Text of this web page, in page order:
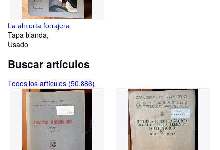
La almorta forrajera
Tapa blanda
Usado
Buscar artículos
Todos los artículos (50.886)